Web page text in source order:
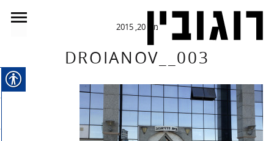
מאי 20, 2015
DROIANOV__003